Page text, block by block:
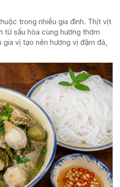
trong nhiều gia đình. Thịt vịt
từ sấu hòa cùng hương thơm
vị tạo nên hương vị đậm đà,